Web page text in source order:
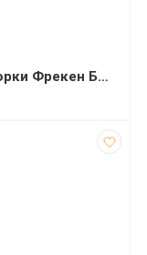
Салфетки целлюлозные для уборки Фрекен Бок Аккорд 4+1 штук